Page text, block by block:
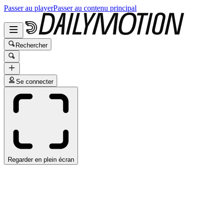
Passer au playerPasser au contenu principal
Rechercher
Se connecter
Regarder en plein écran